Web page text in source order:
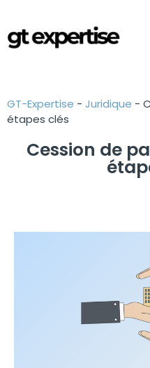
GT-Expertise - Juridique -
étapes clés
Cession de